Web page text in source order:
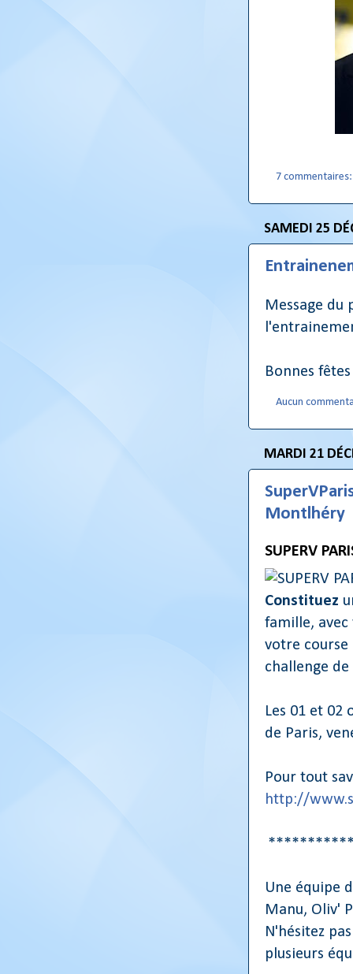
7
SAMEDI 25
Message du
Bonnes
Aucun
MARDI 21
Montlhéry
SUPERV
Constituez
famille,
votre
challenge
Les 01 et 02
de Paris,
Pour tout
http://
Une équipe
Manu, Oliv'
N'hésitez
plusieurs